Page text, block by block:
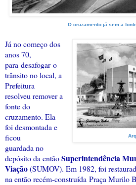
O cruzamento já sem a
Já no começo dos
anos 70,
para desafogar o
trânsito no local, a
Prefeitura
resolveu remover a
fonte do
cruzamento. Ela
foi desmontada e
ficou
guardada no
depósito da entãoSuperintendência
Viação(SUMOV). Em 1982, foi
na então recém-construída Praça Murilo